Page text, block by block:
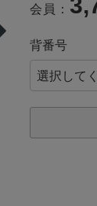
会員：
背番号